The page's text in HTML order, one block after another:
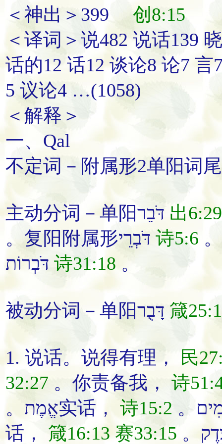
＜神出＞399创8:15
＜译词＞说482 说话139
话的12 话12 谈论8 论7
5 议论4 …(1058)
＜解释＞
一、Qal
出6:29
诗5:6
诗31:18 。
箴
1. 说话。 说得有理 ，
民
32:27 。 你责备我 ， 诗
。אֱמֶת实话， 诗15:2
话， 箴16:13 赛33:15